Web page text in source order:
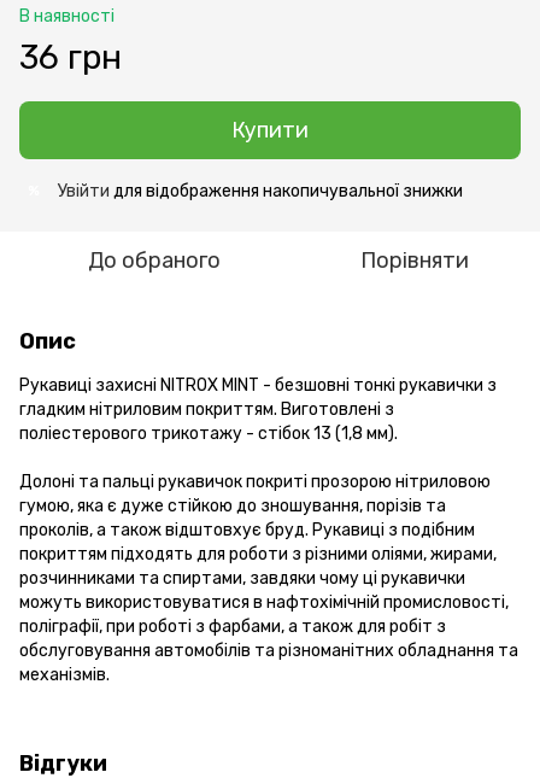
В наявності
36 грн
Купити
Увійти для відображення накопичувальної знижки
До обраного Порівняти
Опис
Рукавиці захисні NITROX MINT - безшовні тонкі рукавички з
гладким нітриловим покриттям. Виготовлені з
поліестерового трикотажу - стібок 13 (1,8 мм).
Долоні та пальці рукавичок покриті прозорою нітриловою
гумою, яка є дуже стійкою до зношування, порізів та
проколів, а також відштовхує бруд. Рукавиці з подібним
покриттям підходять для роботи з різними оліями, жирами,
розчинниками та спиртами, завдяки чому ці рукавички
можуть використовуватися в нафтохімічній промисловості,
поліграфії, при роботі з фарбами, а також для робіт з
обслуговування автомобілів та різноманітних обладнання та
механізмів.
Відгуки